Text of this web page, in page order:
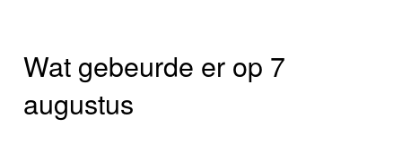
Wat gebeurde er op 7
augustus